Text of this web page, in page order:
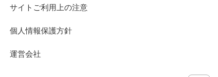
サイトご利用上の注意
個人情報保護方針
運営会社